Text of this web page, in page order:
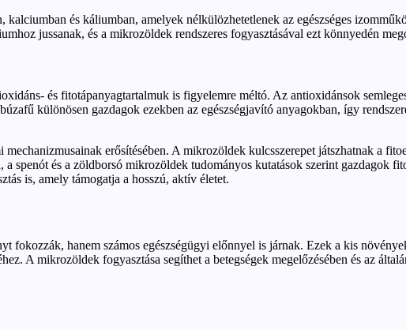
és káliumban, amelyek nélkülözhetetlenek az egészséges
jussanak, és a mikrozöldek rendszeres fogyasztásával ezt könnyedén
és fitotápanyagtartalmuk is figyelemre méltó. Az antioxidánsok
különösen gazdagok ezekben az egészségjavító anyagokban, így
erősítésében. A mikrozöldek kulcsszerepet játszhatnak a
spenót és a zöldborsó mikrozöldek tudományos kutatások szerint gazdagok
is, amely támogatja a hosszú, aktív életet.
fokozzák, hanem számos egészségügyi előnnyel is járnak. Ezek a kis
A mikrozöldek fogyasztása segíthet a betegségek megelőzésében és az